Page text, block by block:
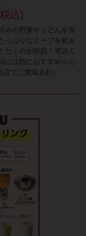
込)
みの野菜やうどんを加
っぷりなスープを飲み
だくのが絶品！煮込ん
には特におすすめ☆心
店でご賞味あれ♪